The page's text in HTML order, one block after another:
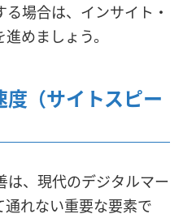
場合は、インサイト・
めましょう。
（サイトスピー
は、現代のデジタルマー
れない重要な要素で